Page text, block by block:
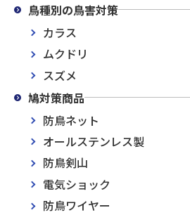
鳥種別の鳥害対策
カラス
ムクドリ
スズメ
鳩対策商品
防鳥ネット
オールステンレス製
防鳥剣山
電気ショック
防鳥ワイヤー